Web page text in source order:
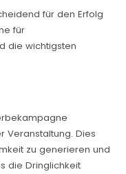
für den Erfolg
für
die wichtigsten
Veranstaltung. Dies
zu generieren und
die Dringlichkeit